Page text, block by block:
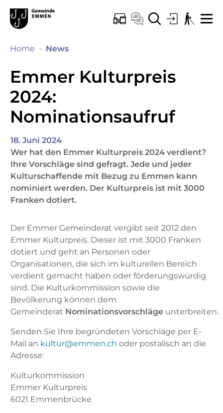
zur Startseite
Direkt zur Hauptnavigation
Direkt zum Inhalt
Direkt zur Suche
Direkt zum Stichwortverzeichnis
KopfzeileEmmen
Hauptnavigation
ONLINE-SCHALTER
KONTAKT
SUCHELOGIN
Hauptinhalt
Home News(ausgewählt)
Emmer Kulturpreis
2024:
Nominationsaufruf
18. Juni 2024
Wer hat den Emmer Kulturpreis 2024 verdient?
Ihre Vorschläge sind gefragt. Jede und jeder
Kulturschaffende mit Bezug zu Emmen kann
nominiert werden. Der Kulturpreis ist mit 3000
Franken dotiert.
Der Emmer Gemeinderat vergibt seit 2012 den
Emmer Kulturpreis. Dieser ist mit 3000 Franken
dotiert und geht an Personen oder
Organisationen, die sich im kulturellen Bereich
verdient gemacht haben oder förderungswürdig
sind. Die Kulturkommission sowie die
Bevölkerung können dem
Gemeinderat Nominationsvorschläge unterbreiten.
Senden Sie Ihre begründeten Vorschläge per E-
Mail an kultur@emmen.ch oder postalisch an die
Adresse:
Kulturkommission
Emmer Kulturpreis
6021 Emmenbrücke